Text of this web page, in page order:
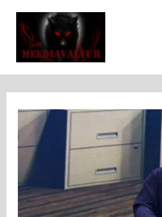
Skip
content
Post
navigation